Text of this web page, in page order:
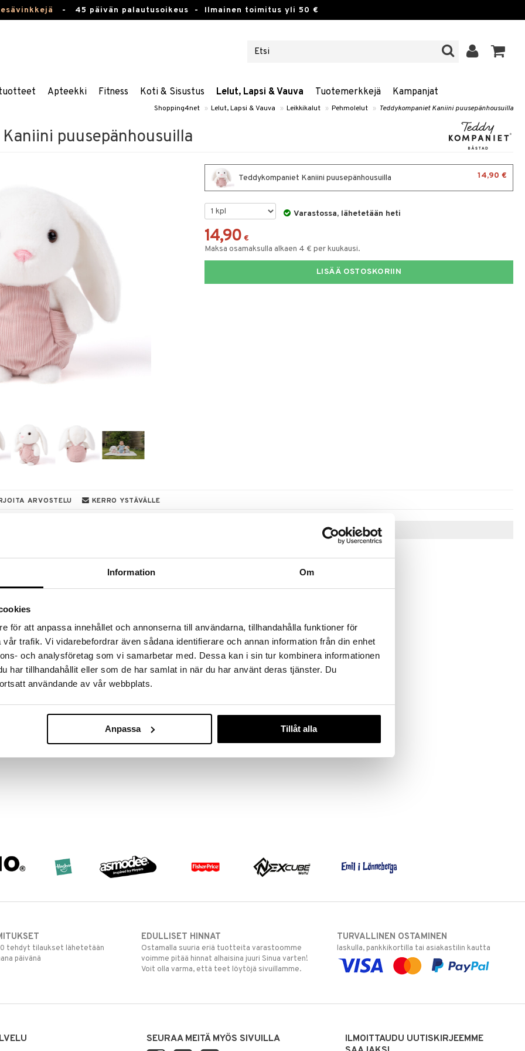
Information Om
för att anpassa innehållet och annonserna till användarna, tillhandahålla funktioner för
trafik. Vi vidarebefordrar även sådana identifierare och annan information från din enhet
och analysföretag som vi samarbetar med. Dessa kan i sin tur kombinera informationen
har tillhandahållit eller som de har samlat in när du har använt deras tjänster. Du
användande av vår webbplats.
Anpassa Tillåt alla
- 45 päivän palautusoikeus - Ilmainen toimitus yli 50 €
Apteekki Fitness Koti & Sisustus Lelut, Lapsi & Vauva Tuotemerkkejä Kampanjat
Shopping4net » Lelut, Lapsi & Vauva » Leikkikalut » Pehmolelut » Teddykompaniet Kaniini puusepänhousuilla
puusepänhousuilla
Teddykompaniet Kaniini puusepänhousuilla 14,90 €
Varastossa, lähetetään heti
14,90 €
Maksa osamaksulla alkaen 4 € per kuukausi.
LISÄÄ OSTOSKORIIN
ARVOSTELU KERRO YSTÄVÄLLE
löydöt kotiin!
suuren valikoiman jännittäviä tuotteita
31.8.2026 asti mutta ole nopea -
ale-löydöt »
vaaleanpunaiset henkselihousut pienillä
kuin leikkiin ja halailuun. Arvostettu lahja
Vinkkejä sinulle
Teddykompaniet Koira
puusepänhousuilla
tehdyt tilaukset lähetetään
päivänä
EDULLISET HINNAT
Ostamalla suuria eriä tuotteita varastoomme
voimme pitää hinnat alhaisina juuri Sinua varten!
Voit olla varma, että teet löytöjä sivuillamme.
TURVALLINEN OSTAMINEN
laskulla, pankkikortilla tai asiakastilin kautta
SEURAA MEITÄ MYÖS SIVUILLA
ILMOITTAUDU UUTISKIRJEEMME